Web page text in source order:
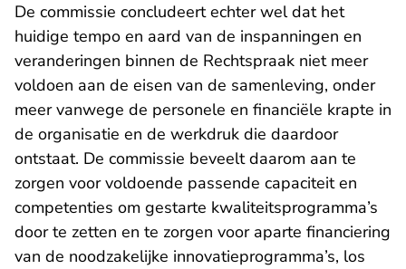
De commissie concludeert echter wel dat het
huidige tempo en aard van de inspanningen en
veranderingen binnen de Rechtspraak niet meer
voldoen aan de eisen van de samenleving, onder
meer vanwege de personele en financiële krapte in
de organisatie en de werkdruk die daardoor
ontstaat. De commissie beveelt daarom aan te
zorgen voor voldoende passende capaciteit en
competenties om gestarte kwaliteitsprogramma’s
door te zetten en te zorgen voor aparte financiering
van de noodzakelijke innovatieprogramma’s, los